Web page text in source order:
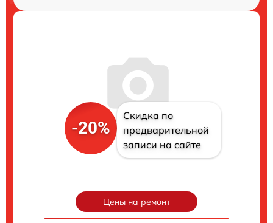
-20%
Скидка по
предварительной
записи на сайте
Цены на ремонт